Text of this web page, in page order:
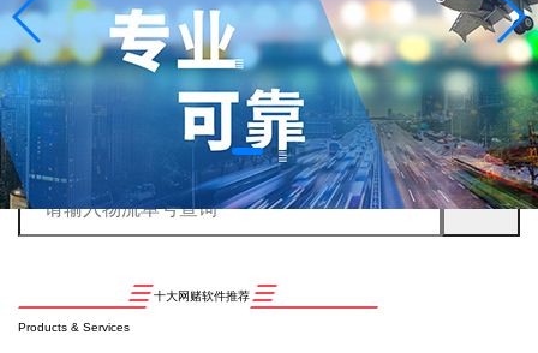
十大网赌软件推荐
Products & Services